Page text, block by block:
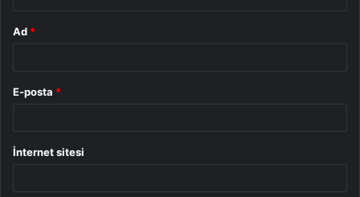
Ad *
E-posta *
İnternet sitesi